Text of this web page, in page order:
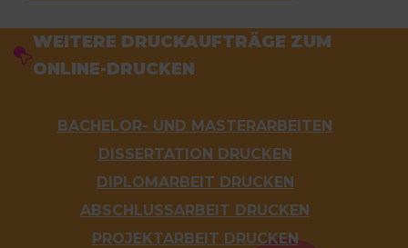
WEITERE DRUCKAUFTRÄGE ZUM
ONLINE-DRUCKEN
BACHELOR- UND MASTERARBEITEN
DISSERTATION DRUCKEN
DIPLOMARBEIT DRUCKEN
ABSCHLUSSARBEIT DRUCKEN
PROJEKTARBEIT DRUCKEN